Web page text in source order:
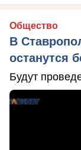
Общество
В
останутся
Будут